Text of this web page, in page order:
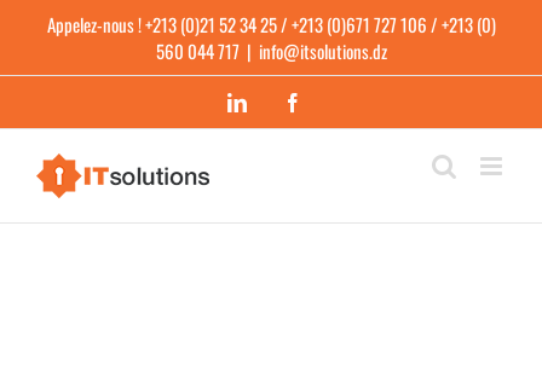
content
Appelez-nous ! +213 (0)21 52 34 25 / +213 (0)671 727 106 / +213 (0)
560 044 717 | info@itsolutions.dz
LinkedIn